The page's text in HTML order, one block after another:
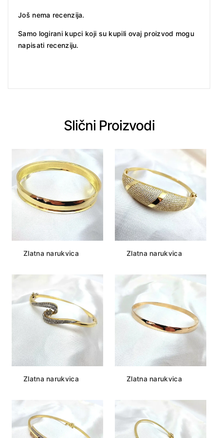
Još nema recenzija.
Samo logirani kupci koji su kupili ovaj proizvod mogu
napisati recenziju.
Slični Proizvodi
Zlatna narukvica Zlatna narukvica
Zlatna narukvica Zlatna narukvica